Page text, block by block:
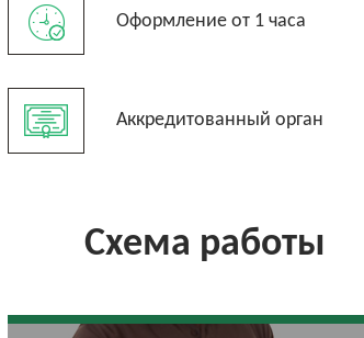
Оформление от 1 часа
Аккредитованный орган
Схема работы